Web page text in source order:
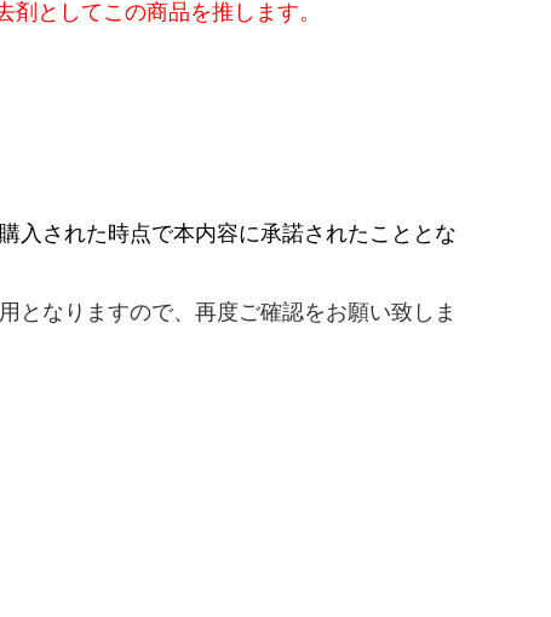
としてこの商品を推します。
入された時点で本内容に承諾されたこととな
なりますので、再度ご確認をお願い致しま